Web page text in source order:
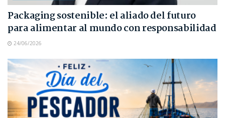
Packaging sostenible: el aliado del futuro
para alimentar al mundo con responsabilidad
24/06/2026